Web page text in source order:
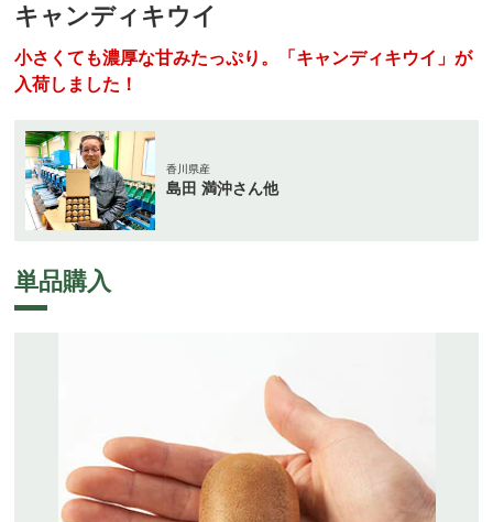
キャンディキウイ
小さくても濃厚な甘みたっぷり。「キャンディキウイ」が
入荷しました！
香川県産
島田 満沖さん他
単品購入